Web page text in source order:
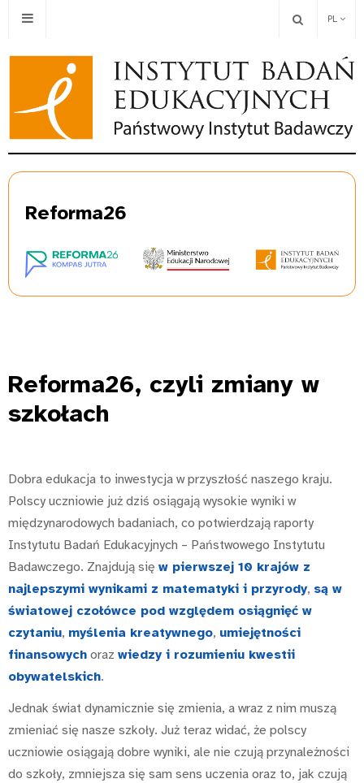
PL
Reforma26
Reforma26, czyli zmiany w
szkołach
Dobra edukacja to inwestycja w przyszłość naszego kraju.
Polscy uczniowie już dziś osiągają wysokie wyniki w
międzynarodowych badaniach, co potwierdzają raporty
Instytutu Badań Edukacyjnych – Państwowego Instytutu
Badawczego. Znajdują się w pierwszej 10 krajów z
najlepszymi wynikami z matematyki i przyrody, są w
światowej czołówce pod względem osiągnięć w
czytaniu, myślenia kreatywnego, umiejętności
finansowych oraz wiedzy i rozumieniu kwestii
obywatelskich.
Jednak świat dynamicznie się zmienia, a wraz z nim muszą
zmieniać się nasze szkoły. Już teraz widać, że polscy
uczniowie osiągają dobre wyniki, ale nie czują przynależności
do szkoły, zmniejsza się sam sens uczenia oraz to, jak czują